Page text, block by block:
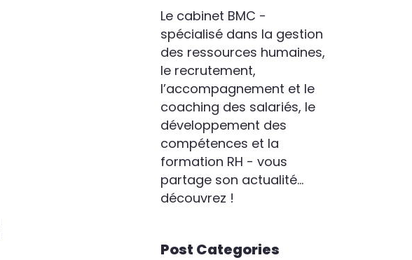
Le cabinet BMC -
spécialisé dans la gestion
des ressources humaines,
le recrutement,
l’accompagnement et le
coaching des salariés, le
développement des
compétences et la
formation RH - vous
partage son actualité...
découvrez !
Post Categories